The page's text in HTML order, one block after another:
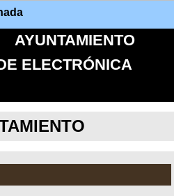
AYUNTAMIENTO
ELECTRÓNICA